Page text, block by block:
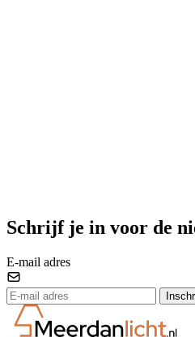
Schrijf je in voor de
E-mail adres